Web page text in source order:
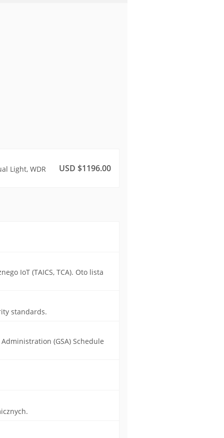
Light, WDR USD $1196.00
IoT (TAICS, TCA). Oto lista
standards.
(GSA) Schedule